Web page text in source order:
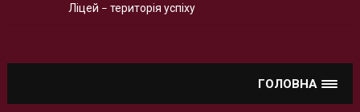
Ліцей – територія успіху
ГОЛОВНА